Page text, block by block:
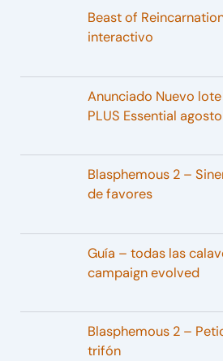
Beast of
interactivo
Anunciado Nuevo
PLUS Essential
Blasphemous 2 –
de favores
Guía – todas las
campaign evolved
Blasphemous 2 –
trifón